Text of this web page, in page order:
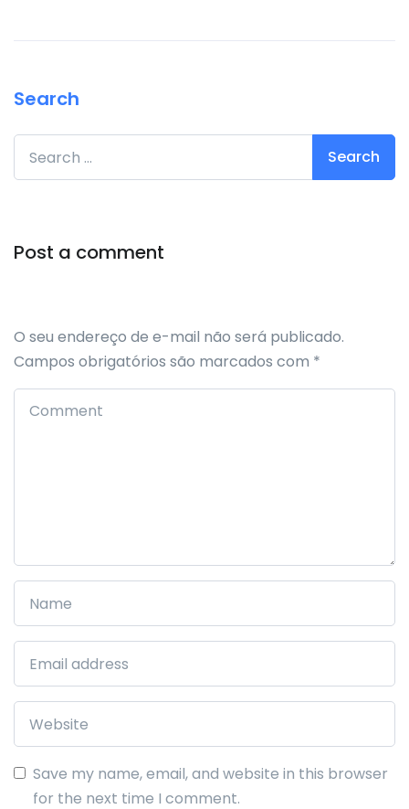
Search
Search for:
Post a comment
O seu endereço de e-mail não será publicado.
Campos obrigatórios são marcados com *
Save my name, email, and website in this browser
for the next time I comment.